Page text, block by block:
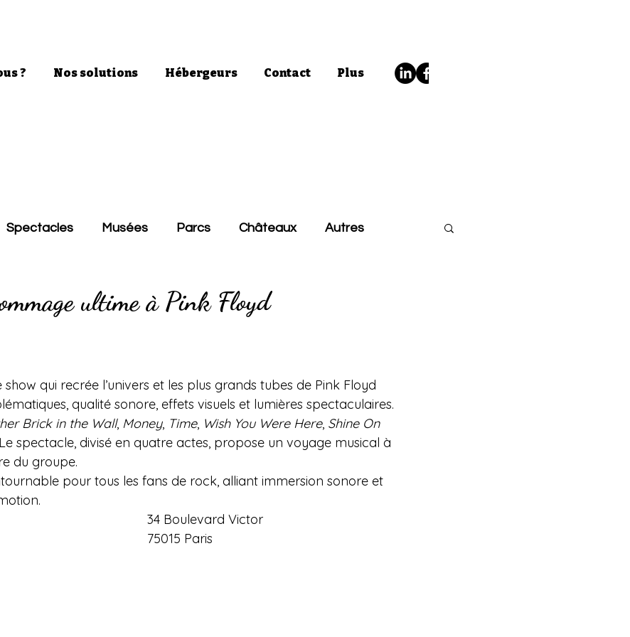
? Nos solutions Hébergeurs Contact Plus
Spectacles Musées Parcs Châteaux Autres
ultime à Pink Floyd
qui recrée l’univers et les plus grands tubes de Pink Floyd
qualité sonore, effets visuels et lumières spectaculaires.
Brick in the Wall, Money, Time, Wish You Were Here, Shine On
spectacle, divisé en quatre actes, propose un voyage musical à
du groupe.
pour tous les fans de rock, alliant immersion sonore et
34 Boulevard Victor
75015 Paris